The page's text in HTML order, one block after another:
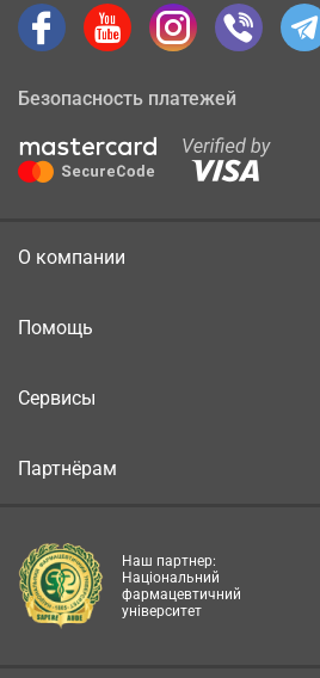
Безопасность платежей
О компании
Помощь
Сервисы
Партнёрам
Наш партнер:
Національний
фармацевтичний
університет